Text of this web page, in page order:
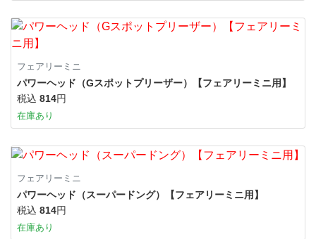
フェアリーミニ
パワーヘッド（Gスポットプリーザー）【フェアリーミニ用】
税込 814円
在庫あり
フェアリーミニ
パワーヘッド（スーパードング）【フェアリーミニ用】
税込 814円
在庫あり